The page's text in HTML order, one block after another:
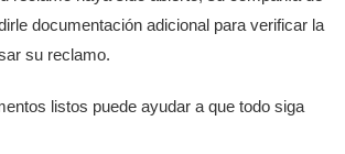
documentación adicional para verificar la
su reclamo.
listos puede ayudar a que todo siga